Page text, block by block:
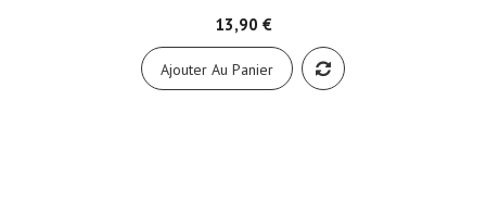
13,90 €
Ajouter Au Panier